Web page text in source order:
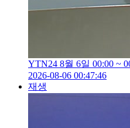
YTN24 8월 6일 00:00 ~
2026-08-06 00:47:46
재생